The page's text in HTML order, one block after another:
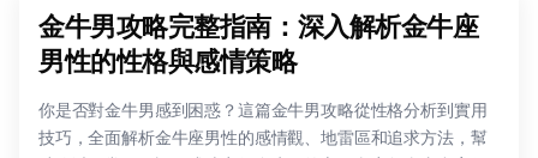
金牛男攻略完整指南：深入解析金牛座
男性的性格與感情策略
你是否對金牛男感到困惑？這篇金牛男攻略從性格分析到實用
技巧，全面解析金牛座男性的感情觀、地雷區和追求方法，幫